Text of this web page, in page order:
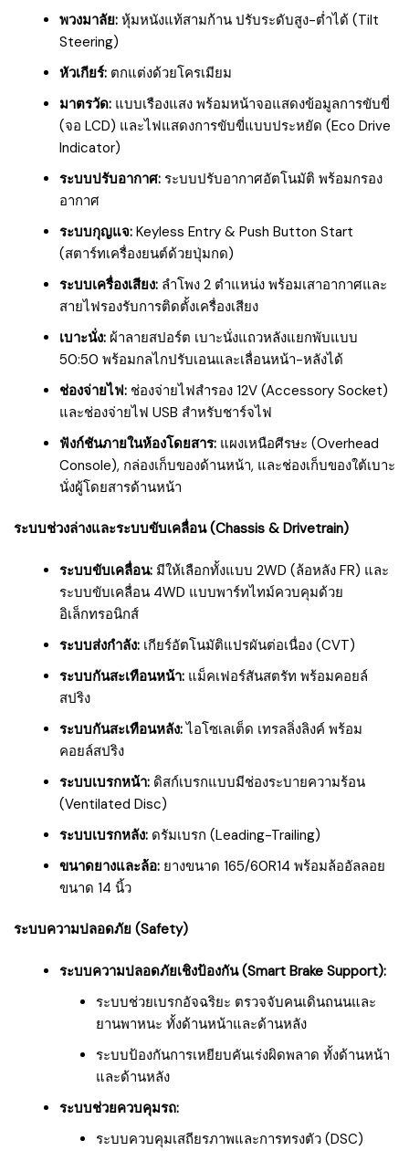
พวงมาลัย: หุ้มหนังแท้สามก้าน ปรับระดับสูง-ต่ำได้ (Tilt
Steering)
หัวเกียร์: ตกแต่งด้วยโครเมียม
มาตรวัด: แบบเรืองแสง พร้อมหน้าจอแสดงข้อมูลการขับขี่
(จอ LCD) และไฟแสดงการขับขี่แบบประหยัด (Eco Drive
Indicator)
ระบบปรับอากาศ: ระบบปรับอากาศอัตโนมัติ พร้อมกรอง
อากาศ
ระบบกุญแจ: Keyless Entry & Push Button Start
(สตาร์ทเครื่องยนต์ด้วยปุ่มกด)
ระบบเครื่องเสียง: ลำโพง 2 ตำแหน่ง พร้อมเสาอากาศและ
สายไฟรองรับการติดตั้งเครื่องเสียง
เบาะนั่ง: ผ้าลายสปอร์ต เบาะนั่งแถวหลังแยกพับแบบ
50:50 พร้อมกลไกปรับเอนและเลื่อนหน้า-หลังได้
ช่องจ่ายไฟ: ช่องจ่ายไฟสำรอง 12V (Accessory Socket)
และช่องจ่ายไฟ USB สำหรับชาร์จไฟ
ฟังก์ชันภายในห้องโดยสาร: แผงเหนือศีรษะ (Overhead
Console), กล่องเก็บของด้านหน้า, และช่องเก็บของใต้เบาะ
นั่งผู้โดยสารด้านหน้า
ระบบช่วงล่างและระบบขับเคลื่อน (Chassis & Drivetrain)
ระบบขับเคลื่อน: มีให้เลือกทั้งแบบ 2WD (ล้อหลัง FR) และ
ระบบขับเคลื่อน 4WD แบบพาร์ทไทม์ควบคุมด้วย
อิเล็กทรอนิกส์
ระบบส่งกำลัง: เกียร์อัตโนมัติแปรผันต่อเนื่อง (CVT)
ระบบกันสะเทือนหน้า: แม็คเฟอร์สันสตรัท พร้อมคอยล์
สปริง
ระบบกันสะเทือนหลัง:ไอโซเลเต็ด เทรลลิ่งลิงค์ พร้อม
คอยล์สปริง
ระบบเบรกหน้า: ดิสก์เบรกแบบมีช่องระบายความร้อน
(Ventilated Disc)
ระบบเบรกหลัง: ดรัมเบรก (Leading-Trailing)
ขนาดยางและล้อ: ยางขนาด 165/60R14 พร้อมล้ออัลลอย
ขนาด 14 นิ้ว
ระบบความปลอดภัย (Safety)
ระบบความปลอดภัยเชิงป้องกัน (Smart Brake Support):
ระบบช่วยเบรกอัจฉริยะ ตรวจจับคนเดินถนนและ
ยานพาหนะ ทั้งด้านหน้าและด้านหลัง
ระบบป้องกันการเหยียบคันเร่งผิดพลาด ทั้งด้านหน้า
และด้านหลัง
ระบบช่วยควบคุมรถ:
ระบบควบคุมเสถียรภาพและการทรงตัว (DSC)